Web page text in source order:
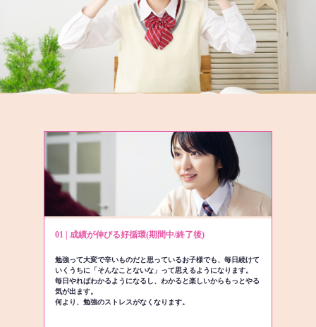
01 | 成績が伸びる好循環(期間中/終了後)
勉強って大変で辛いものだと思っているお子様でも、毎日続けて
いくうちに「そんなことないな」って思えるようになります。
毎日やればわかるようになるし、わかると楽しいからもっとやる
気が出ます。
何より、勉強のストレスがなくなります。